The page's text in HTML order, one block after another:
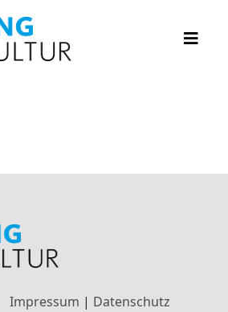
Impressum | Datenschutz